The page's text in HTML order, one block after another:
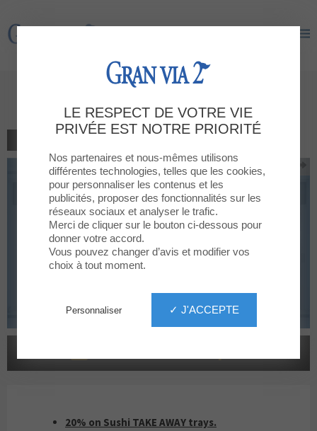
Gran Via 2
20% ON SUSHI TAKE AWAY TRAYS
20% on Sushi TAKE AWAY trays.
LE RESPECT DE VOTRE VIE
PRIVÉE EST NOTRE PRIORITÉ
Nos partenaires et nous-mêmes utilisons
différentes technologies, telles que les cookies,
pour personnaliser les contenus et les
publicités, proposer des fonctionnalités sur les
réseaux sociaux et analyser le trafic.
Merci de cliquer sur le bouton ci-dessous pour
donner votre accord.
Vous pouvez changer d’avis et modifier vos
choix à tout moment.
✓ J'ACCEPTE
Personnaliser